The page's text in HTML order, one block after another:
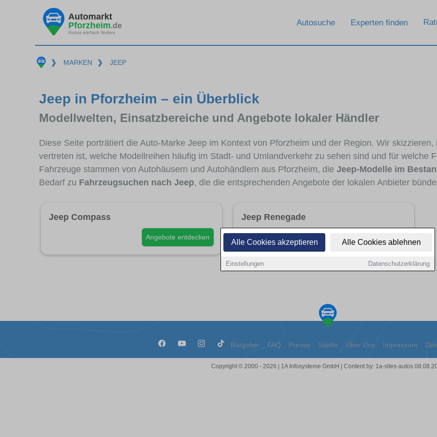
Alle Cookies akzeptieren Alle Cookies ablehnen
Einstellungen Datenschutzerklärung
Automarkt
Pforzheim.de
Autos einfach finden
Autosuche Experten finden
❯ MARKEN ❯ JEEP
Jeep in Pforzheim – ein Überblick
Modellwelten, Einsatzbereiche und Angebote lokaler Händler
Diese Seite porträtiert die Auto-Marke Jeep im Kontext von Pforzheim und der Region. Wir
vertreten ist, welche Modellreihen häufig im Stadt- und Umlandverkehr zu sehen sind und für welche
Fahrzeuge stammen von Autohäusern und Autohändlern aus Pforzheim, die Jeep-Modelle im
Bedarf zu Fahrzeugsuchen nach Jeep, die die entsprechenden Angebote der lokalen Anbieter
Jeep Compass
Angebote entdecken
Jeep Renegade
Ratgeber FAQ Presse Städte Über Uns Impressum
Copyright © 2000 - 2026 | 1A Infosysteme GmbH | Content by: 1a-sites-autos